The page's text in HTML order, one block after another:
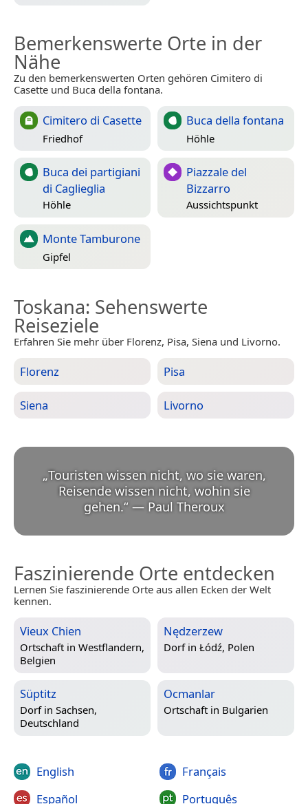
Bemerkenswerte Orte in der
Nähe
Zu den bemerkenswerten Orten gehören Cimitero di
Casette und Buca della fontana.
Cimitero di Casette
Friedhof
Buca della fontana
Höhle
Buca dei partigiani
di Caglieglia
Höhle
Piazzale del
Bizzarro
Aussichtspunkt
Monte Tamburone
Gipfel
Toskana: Sehenswerte
Reiseziele
Erfahren Sie mehr über Florenz, Pisa, Siena und Livorno.
Florenz Pisa
Siena Livorno
„Touristen wissen nicht, wo sie waren,
Reisende wissen nicht, wohin sie
gehen.“ — Paul Theroux
Faszinierende Orte entdecken
Lernen Sie faszinierende Orte aus allen Ecken der Welt
kennen.
Vieux Chien
Ortschaft in Westflandern,
Belgien
Nędzerzew
Dorf in Łódź, Polen
Süptitz
Dorf in Sachsen,
Deutschland
Ocmanlar
Ortschaft in Bulgarien
English
Español
Français
Português